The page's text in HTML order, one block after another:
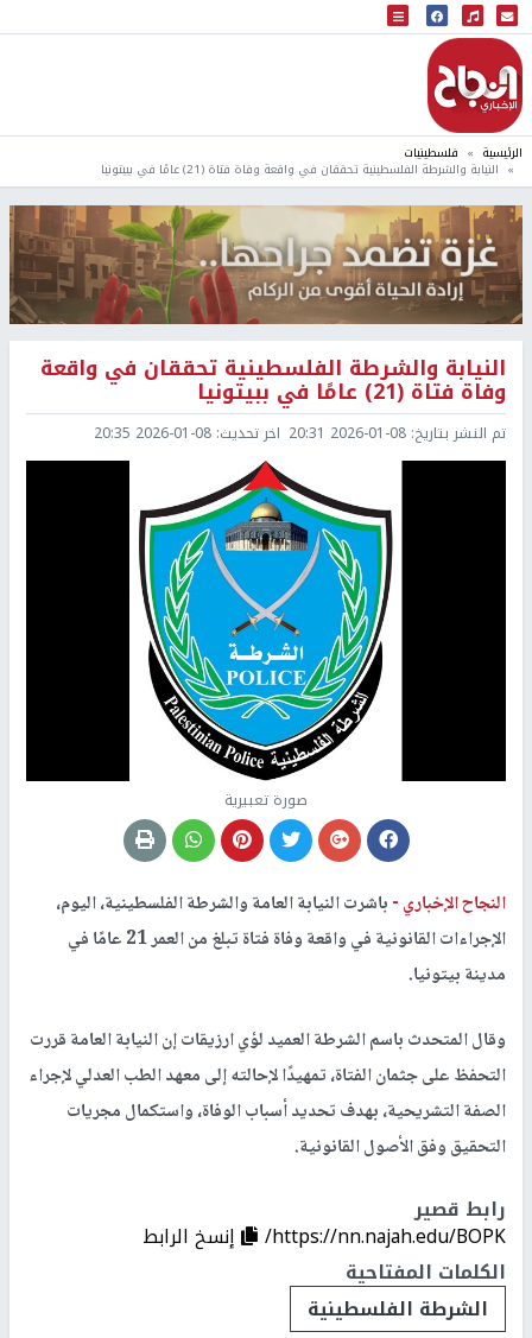
البث المباشر
إذاعة النجاح
الرئيسية فلسطينيات
النيابة والشرطة الفلسطينية تحققان في واقعة وفاة فتاة (21) عامًا في ببيتونيا
النيابة والشرطة الفلسطينية تحققان في واقعة
وفاة فتاة (21) عامًا في ببيتونيا
تم النشر بتاريخ: 2026-01-08 20:31 اخر تحديث: 2026-01-08 20:35
صورة تعبيرية
النجاح الإخباري -باشرت النيابة العامة والشرطة الفلسطينية، اليوم،
الإجراءات القانونية في واقعة وفاة فتاة تبلغ من العمر 21 عامًا في
مدينة بيتونيا.
وقال المتحدث باسم الشرطة العميد لؤي ارزيقات إن النيابة العامة قررت
التحفظ على جثمان الفتاة، تمهيدًا لإحالته إلى معهد الطب العدلي لإجراء
الصفة التشريحية، بهدف تحديد أسباب الوفاة، واستكمال مجريات
التحقيق وفق الأصول القانونية.
رابط قصير
https://nn.najah.edu/BOPK/
إنسخ الرابط
الكلمات المفتاحية
الشرطة الفلسطينية